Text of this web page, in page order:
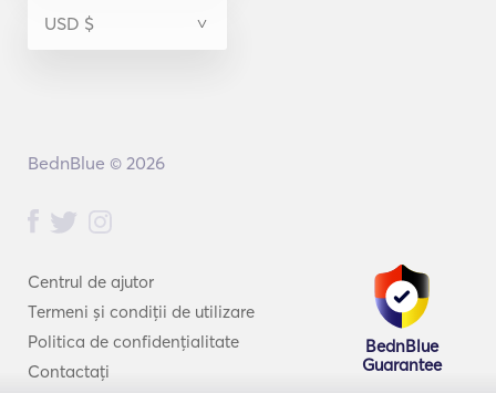
Centrul de ajutor
Termeni și condiții de utilizare
Politica de confidențialitate
Contactați
BednBlue
Guarantee
BednBlue © 2026